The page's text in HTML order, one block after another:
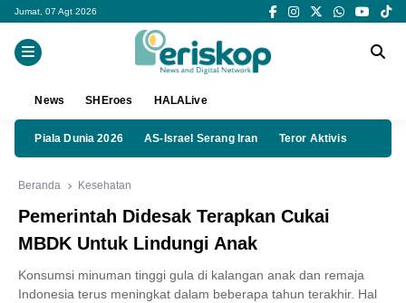
Jumat, 07 Agt 2026
News SHEroes HALALive
Piala Dunia 2026 AS-Israel Serang Iran Teror Aktivis
Beranda Kesehatan
Pemerintah Didesak Terapkan Cukai
MBDK Untuk Lindungi Anak
Konsumsi minuman tinggi gula di kalangan anak dan remaja
Indonesia terus meningkat dalam beberapa tahun terakhir. Hal